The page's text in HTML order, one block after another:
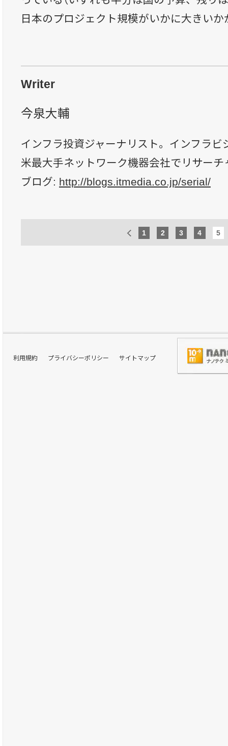
日本のプロジェクト規模がいかに大きいか
Writer
今泉大輔
インフラ投資ジャーナリスト。インフラビ
米最大手ネットワーク機器会社でリサー
ブログ: http://blogs.itmedia.co.jp/serial/
1 2 3 4 5
利用規約 プライバシーポリシー サイトマップ